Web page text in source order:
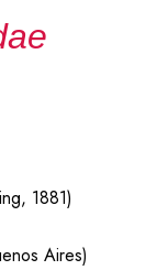
1881)
Aires)